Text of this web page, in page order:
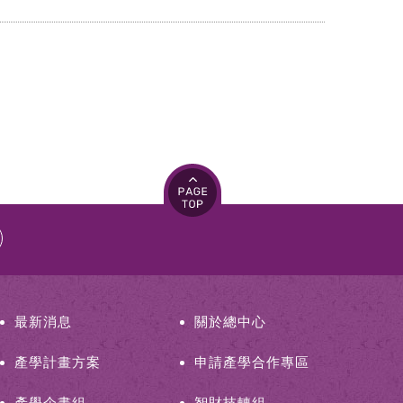
最新消息 關於總中心
產學計畫方案 申請產學合作專區